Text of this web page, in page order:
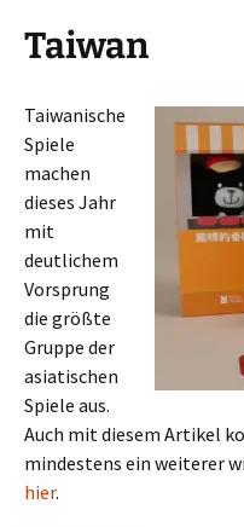
Taiwan
Taiwanische
Spiele
machen
dieses Jahr
mit
deutlichem
Vorsprung
die größte
Gruppe der
asiatischen
Spiele aus.
Auch mit diesem Artikel
mindestens ein weiterer
hier.